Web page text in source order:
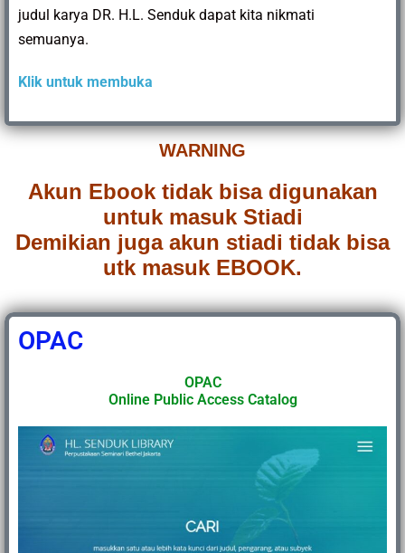
judul karya DR. H.L. Senduk dapat kita nikmati
semuanya.
Klik untuk membuka
WARNING
Akun Ebook tidak bisa digunakan
untuk masuk Stiadi
Demikian juga akun stiadi tidak bisa
utk masuk EBOOK.
OPAC
OPAC
Online Public Access Catalog